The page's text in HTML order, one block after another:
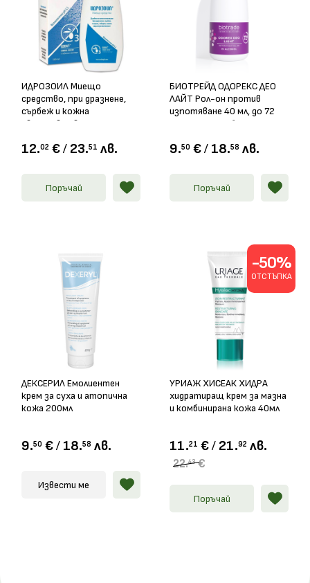
ИДРОЗОИЛ Миещо
средство, при дразнене,
сърбеж и кожна
свръхчувствителност
12.02 €/ 23.51 лв.
Поръчай
БИОТРЕЙД ОДОРЕКС ДЕО
ЛАЙТ Рол-он против
изпотяване 40 мл, до 72
часа защита, без алкохол
9.50 €/ 18.58 лв.
Поръчай
ДЕКСЕРИЛ Емолиентен
крем за суха и атопична
кожа 200мл
9.50 €/ 18.58 лв.
Извести ме
-50%
ОТСТЪПКА
УРИАЖ ХИСЕАК ХИДРА
хидратиращ крем за мазна
и комбинирана кожа 40мл
11.21 €/ 21.92 лв.
22.43 €
Поръчай